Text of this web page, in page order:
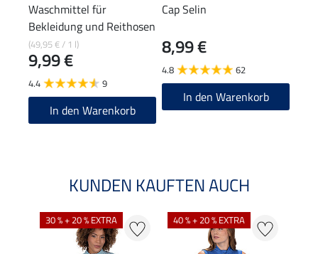
Waschmittel für
Bekleidung und Reithosen
(49,95 € / 1 l)
9,99 €
4.4 9
In den Warenkorb
Cap Selin
8,99 €
4.8 62
In den Warenkorb
KUNDEN KAUFTEN AUCH
30 % + 20 % EXTRA 40 % + 20 % EXTRA